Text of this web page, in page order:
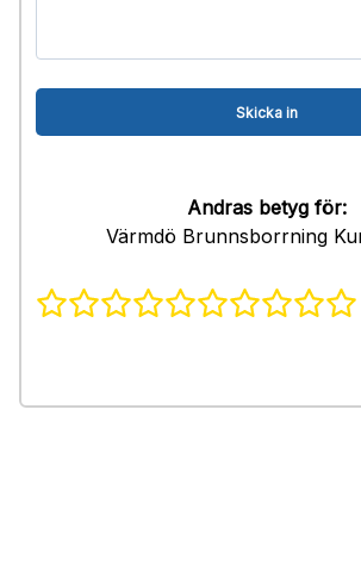
Andras betyg för:
Värmdö Brunnsborrning